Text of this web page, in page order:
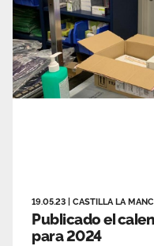
19.05.23 CASTILLA LA
Publicado el
para 2024